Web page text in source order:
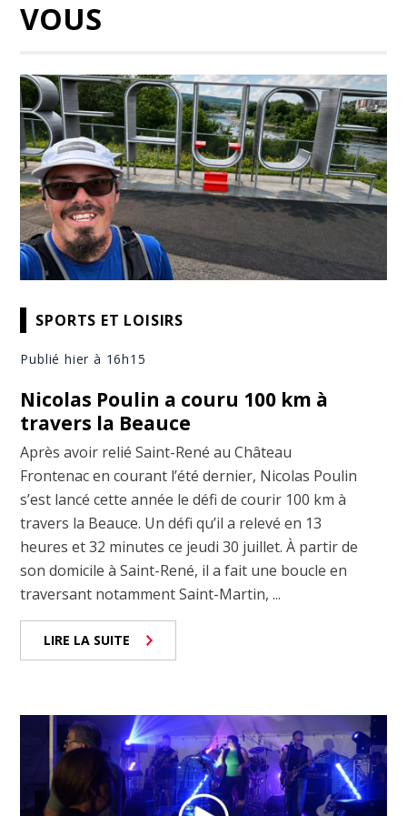
VOUS
SPORTS ET LOISIRS
Publié hier à 16h15
Nicolas Poulin a couru 100 km à
travers la Beauce
Après avoir relié Saint-René au Château
Frontenac en courant l’été dernier, Nicolas Poulin
s’est lancé cette année le défi de courir 100 km à
travers la Beauce. Un défi qu’il a relevé en 13
heures et 32 minutes ce jeudi 30 juillet. À partir de
son domicile à Saint-René, il a fait une boucle en
traversant notamment Saint-Martin, ...
LIRE LA SUITE